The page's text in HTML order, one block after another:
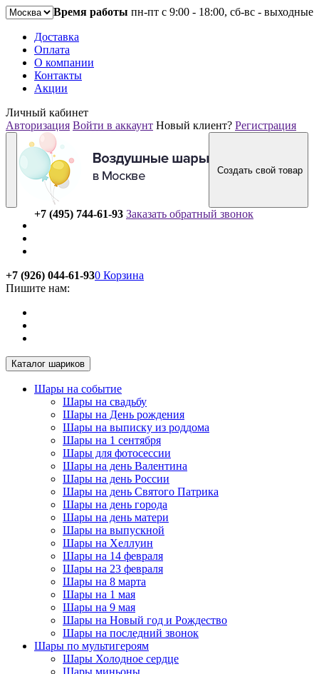
Время работы пн-пт с 9:00 - 18:00, сб-вс - выходные
Доставка
Оплата
О компании
Контакты
Акции
Личный кабинет
Авторизация Войти в аккаунт Новый клиент? Регистрация
Создать свой товар
+7 (495) 744-61-93 Заказать обратный звонок
+7 (926) 044-61-93
Пишите нам:
0 Корзина
Каталог шариков
Шары на событие
Шары на свадьбу
Шары на День рождения
Шары на выписку из роддома
Шары на 1 сентября
Шары для фотосессии
Шары на день Валентина
Шары на день России
Шары на день Святого Патрика
Шары на день города
Шары на день матери
Шары на выпускной
Шары на Хеллуин
Шары на 14 февраля
Шары на 23 февраля
Шары на 8 марта
Шары на 1 мая
Шары на 9 мая
Шары на Новый год и Рождество
Шары на последний звонок
Шары по мультигероям
Шары Холодное сердце
Шары миньоны